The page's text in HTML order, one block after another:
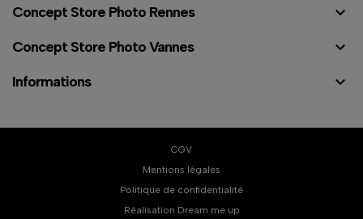
Concept Store Photo Rennes 
Concept Store Photo Vannes 
Informations 
CGV
Mentions légales
Politique de confidentialité
Réalisation Dream me up